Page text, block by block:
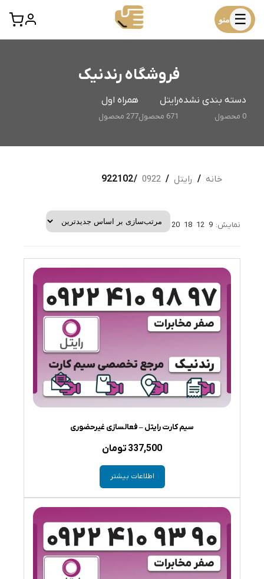
☰ منو
فروشگاه رندنیک
دسته بندی نشده
0 محصول
رایتل
671 محصول
همراه اول
277 محصول
خانه / رایتل /
0922
/ 922102
نمایش: 9
12
18
20
سیم کارت رایتل – فعالسازی غیرحضوری
337,500 تومان
اطلاعات بیشتر